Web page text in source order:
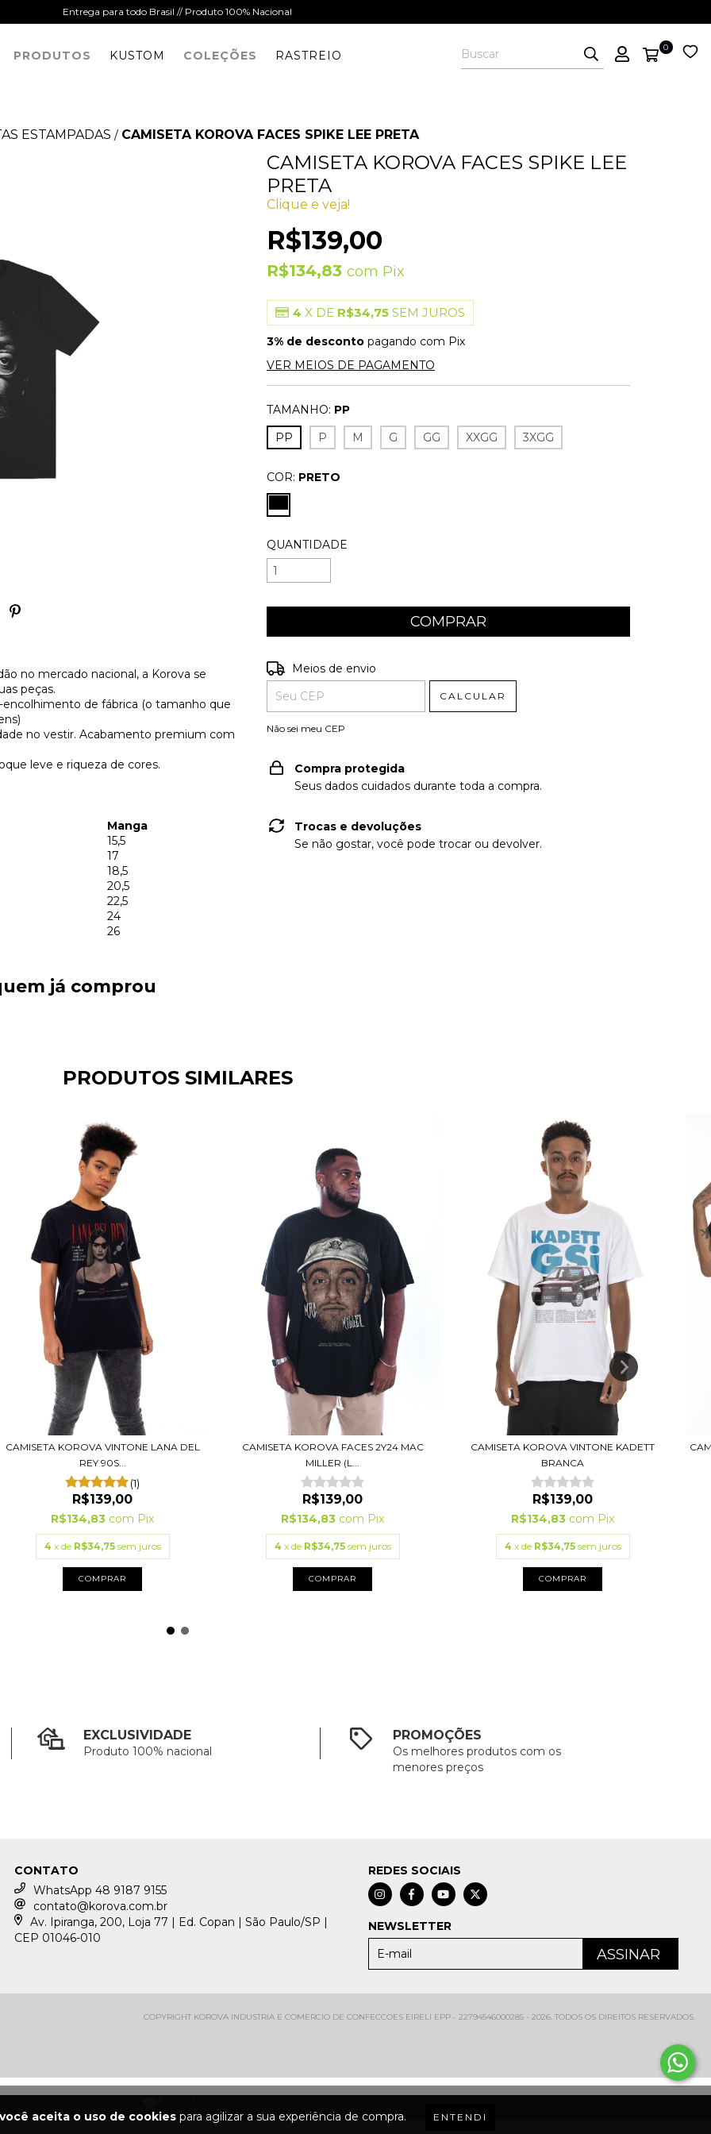
você aceita o uso de cookies para agilizar a sua experiência de compra. ENTENDI
Entrega para todo Brasil // Produto 100% Nacional
PRODUTOS KUSTOM COLEÇÕES RASTREIO
0
ESTAMPADAS / CAMISETA KOROVA FACES SPIKE LEE PRETA
no mercado nacional, a Korova se
peças.
de fábrica (o tamanho que
no vestir. Acabamento premium com
leve e riqueza de cores.
Manga
15,5
17
18,5
20,5
22,5
24
26
CAMISETA KOROVA FACES SPIKE LEE
PRETA
Clique e veja!
R$139,00
R$134,83com Pix
4 X DE R$34,75 SEM JUROS
3% de desconto pagando com Pix
VER MEIOS DE PAGAMENTO
TAMANHO: PP
PP
P M G GG XXGG 3XGG
COR: PRETO
QUANTIDADE
Entregas para o CEP:
Meios de envio
CALCULAR
Não sei meu CEP
Compra protegida
Seus dados cuidados durante toda a compra.
Trocas e devoluções
Se não gostar, você pode trocar ou devolver.
já comprou
PRODUTOS SIMILARES
CAMISETA KOROVA VINTONE LANA DEL
REY 90S...
(1)
R$139,00
R$134,83 com Pix
4 x de R$34,75 sem juros
COMPRAR
CAMISETA KOROVA FACES 2Y24 MAC
MILLER (L...
R$139,00
R$134,83 com Pix
4 x de R$34,75 sem juros
COMPRAR
CAMISETA KOROVA VINTONE KADETT
BRANCA
R$139,00
R$134,83 com Pix
4 x de R$34,75 sem juros
COMPRAR
EXCLUSIVIDADE
Produto 100% nacional
PROMOÇÕES
Os melhores produtos com os
menores preços
CONTATO
WhatsApp 48 9187 9155
contato@korova.com.br
Av. Ipiranga, 200, Loja 77 | Ed. Copan | São Paulo/SP |
CEP 01046-010
REDES SOCIAIS
NEWSLETTER
COPYRIGHT KOROVA INDUSTRIA E COMERCIO DE CONFECCOES EIRELI EPP - 22794546000285 - 2026. TODOS OS DIREITOS RESERVADOS.